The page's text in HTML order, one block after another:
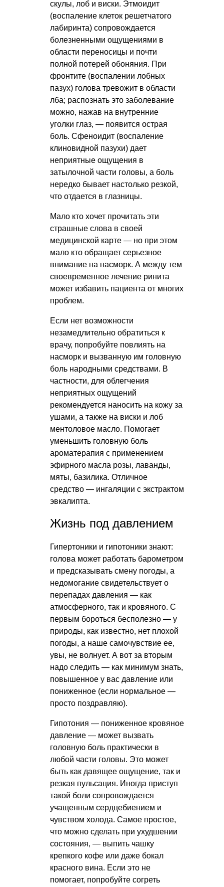
скулы, лоб и виски. Этмоидит
(воспаление клеток решетчатого
лабиринта) сопровождается
болезненными ощущениями в
области переносицы и почти
полной потерей обоняния. При
фронтите (воспалении лобных
пазух) голова тревожит в области
лба; распознать это заболевание
можно, нажав на внутренние
уголки глаз, — появится острая
боль. Сфеноидит (воспаление
клиновидной пазухи) дает
неприятные ощущения в
затылочной части головы, а боль
нередко бывает настолько резкой,
что отдается в глазницы.
Мало кто хочет прочитать эти
страшные слова в своей
медицинской карте — но при этом
мало кто обращает серьезное
внимание на насморк. А между тем
своевременное лечение ринита
может избавить пациента от многих
проблем.
Если нет возможности
незамедлительно обратиться к
врачу, попробуйте повлиять на
насморк и вызванную им головную
боль народными средствами. В
частности, для облегчения
неприятных ощущений
рекомендуется наносить на кожу за
ушами, а также на виски и лоб
ментоловое масло. Помогает
уменьшить головную боль
ароматерапия с применением
эфирного масла розы, лаванды,
мяты, базилика. Отличное
средство — ингаляции с экстрактом
эвкалипта.
Жизнь под давлением
Гипертоники и гипотоники знают:
голова может работать барометром
и предсказывать смену погоды, а
недомогание свидетельствует о
перепадах давления — как
атмосферного, так и кровяного. С
первым бороться бесполезно — у
природы, как известно, нет плохой
погоды, а наше самочувствие ее,
увы, не волнует. А вот за вторым
надо следить — как минимум знать,
повышенное у вас давление или
пониженное (если нормальное —
просто поздравляю).
Гипотония — пониженное кровяное
давление — может вызвать
головную боль практически в
любой части головы. Это может
быть как давящее ощущение, так и
резкая пульсация. Иногда приступ
такой боли сопровождается
учащенным сердцебиением и
чувством холода. Самое простое,
что можно сделать при ухудшении
состояния, — выпить чашку
крепкого кофе или даже бокал
красного вина. Если это не
помогает, попробуйте согреть